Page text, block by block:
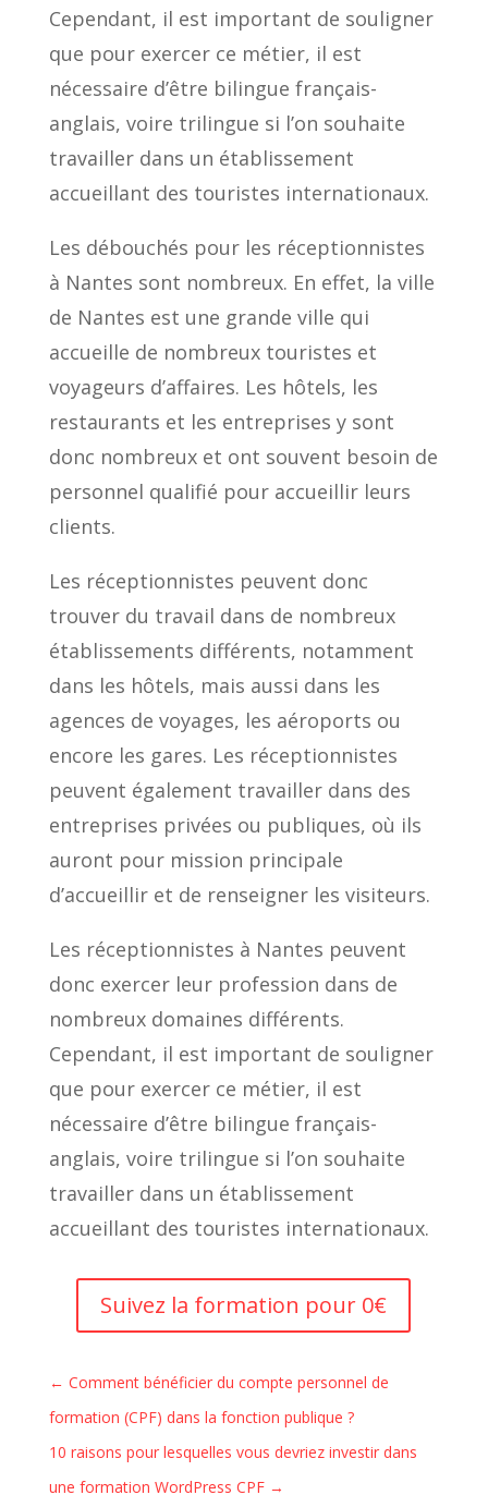
Cependant, il est important de souligner
que pour exercer ce métier, il est
nécessaire d’être bilingue français-
anglais, voire trilingue si l’on souhaite
travailler dans un établissement
accueillant des touristes internationaux.
Les débouchés pour les réceptionnistes
à Nantes sont nombreux. En effet, la ville
de Nantes est une grande ville qui
accueille de nombreux touristes et
voyageurs d’affaires. Les hôtels, les
restaurants et les entreprises y sont
donc nombreux et ont souvent besoin de
personnel qualifié pour accueillir leurs
clients.
Les réceptionnistes peuvent donc
trouver du travail dans de nombreux
établissements différents, notamment
dans les hôtels, mais aussi dans les
agences de voyages, les aéroports ou
encore les gares. Les réceptionnistes
peuvent également travailler dans des
entreprises privées ou publiques, où ils
auront pour mission principale
d’accueillir et de renseigner les visiteurs.
Les réceptionnistes à Nantes peuvent
donc exercer leur profession dans de
nombreux domaines différents.
Cependant, il est important de souligner
que pour exercer ce métier, il est
nécessaire d’être bilingue français-
anglais, voire trilingue si l’on souhaite
travailler dans un établissement
accueillant des touristes internationaux.
Suivez la formation pour 0€
← Comment bénéficier du compte personnel de
formation (CPF) dans la fonction publique ?
10 raisons pour lesquelles vous devriez investir dans
une formation WordPress CPF→